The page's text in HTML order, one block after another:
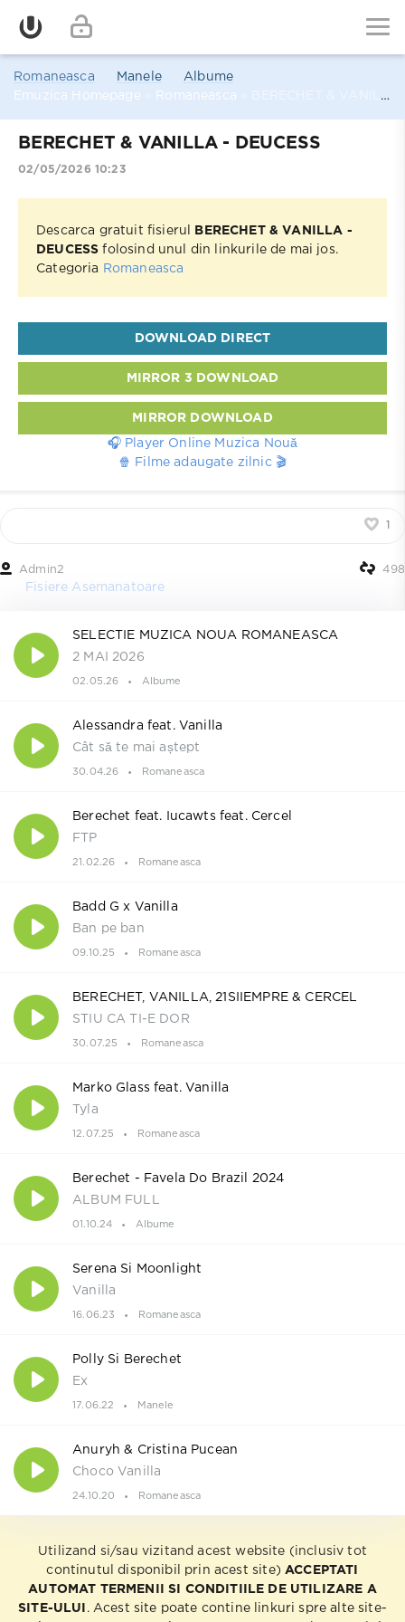
Romaneasca Manele
Albume
Emuzica Homepage
Romaneasca
BERECHET & VANILLA - DEUCESS
02/05/2026 10:23
Descarca gratuit fisierul
BERECHET & VANILLA -
DEUCESS folosind unul din linkurile de mai jos.
Categoria
Romaneasca
DOWNLOAD DIRECT
MIRROR 3 DOWNLOAD
MIRROR DOWNLOAD
🎧 Player Online Muzica Nouă
🍿 Filme adaugate zilnic 🎬
1
Admin2 498
Fisiere Asemanatoare
SELECTIE MUZICA NOUA ROMANEASCA
2 MAI 2026
02.05.26 Albume
Alessandra feat. Vanilla
Cât să te mai aștept
30.04.26 Romaneasca
Berechet feat. Iucawts feat. Cercel
FTP
21.02.26 Romaneasca
Badd G x Vanilla
Ban pe ban
09.10.25 Romaneasca
BERECHET, VANILLA, 21SIIEMPRE & CERCEL
STIU CA TI-E DOR
30.07.25 Romaneasca
Marko Glass feat. Vanilla
Tyla
12.07.25 Romaneasca
Berechet - Favela Do Brazil 2024
ALBUM FULL
01.10.24 Albume
Serena Si Moonlight
Vanilla
16.06.23 Romaneasca
Polly Si Berechet
Ex
17.06.22 Manele
Anuryh & Cristina Pucean
Choco Vanilla
24.10.20 Romaneasca
Utilizand si/sau vizitand acest website (inclusiv tot
continutul disponibil prin acest site) ACCEPTATI
AUTOMAT TERMENII SI CONDITIILE DE UTILIZARE A
SITE-ULUI
. Acest site poate contine linkuri spre alte site-